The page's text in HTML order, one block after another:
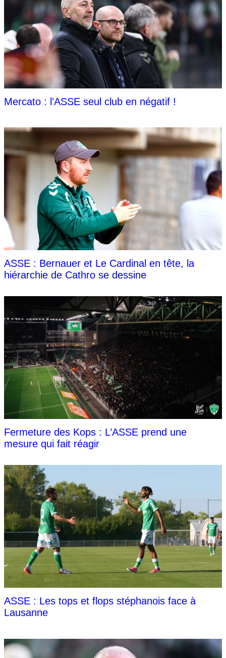
Mercato : l'ASSE seul club en négatif !
ASSE : Bernauer et Le Cardinal en tête, la
hiérarchie de Cathro se dessine
Fermeture des Kops : L’ASSE prend une
mesure qui fait réagir
ASSE : Les tops et flops stéphanois face à
Lausanne